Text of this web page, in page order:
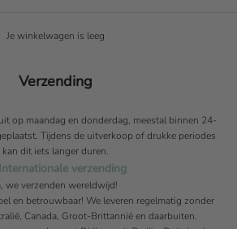
Je winkelwagen is leeg
Verzending
op maandag en donderdag, meestal binnen 24-
Tijdens de uitverkoop of drukke periodes
kan dit iets langer duren.
verzending
we verzenden wereldwijd!
en betrouwbaar! We leveren regelmatig zonder
Canada, Groot-Brittannië en daarbuiten.